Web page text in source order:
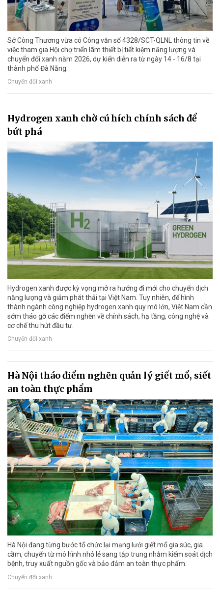
Sở Công Thương vừa có Công văn số 4328/SCT-QLNL thông tin về
việc tham gia Hội chợ triển lãm thiết bị tiết kiệm năng lượng và
chuyển đổi xanh năm 2026, dự kiến diễn ra từ ngày 14 - 16/8 tại
thành phố Đà Nẵng.
Chuyển đổi xanh
Hydrogen xanh chờ cú hích chính sách để
bứt phá
Hydrogen xanh được kỳ vọng mở ra hướng đi mới cho chuyển dịch
năng lượng và giảm phát thải tại Việt Nam. Tuy nhiên, để hình
thành ngành công nghiệp hydrogen xanh quy mô lớn, Việt Nam cần
sớm tháo gỡ các điểm nghẽn về chính sách, hạ tầng, công nghệ và
cơ chế thu hút đầu tư.
Chuyển đổi xanh
Hà Nội tháo điểm nghẽn quản lý giết mổ, siết
an toàn thực phẩm
Hà Nội đang từng bước tổ chức lại mạng lưới giết mổ gia súc, gia
cầm, chuyển từ mô hình nhỏ lẻ sang tập trung nhằm kiểm soát dịch
bệnh, truy xuất nguồn gốc và bảo đảm an toàn thực phẩm.
Chuyển đổi xanh